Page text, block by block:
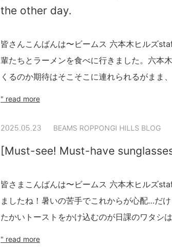
the other day.
皆さんこんばんは〜ビームス 六本木ヒルズ
輩たちとラーメンを食べに行きました。六本
くるのか期待はそこそこに連れられるがまま
" read more
2025.05.23 BEAMS ROPPONGI HILLS BLOG
[Must-see! Must-have
皆さまこんばんは〜ビームス 六本木ヒルズ
ましたね！暑いの苦手でこれからが心配…だ
たかいトーストをかけ込むのが日課のワタシ
" read more